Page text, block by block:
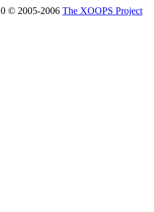
© 2005-2006 The XOOPS Project